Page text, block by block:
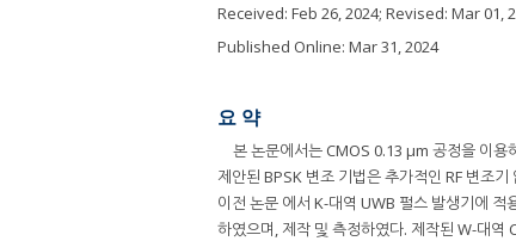
Received: Feb 26, 2024; Revised: Mar 01,
Published Online: Mar 31, 2024
요 약
본 논문에서는 CMOS 0.13 μm 공정을 이
제안된 BPSK 변조 기법은 추가적인 RF 변조
이전 논문 에서 K-대역 UWB 펄스 발생기에
하였으며, 제작 및 측정하였다. 제작된 W-대역